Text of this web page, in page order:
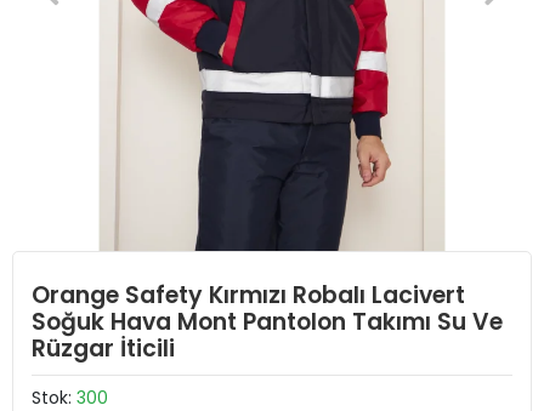
Orange Safety Kırmızı Robalı Lacivert
Soğuk Hava Mont Pantolon Takımı Su Ve
Rüzgar İticili
Stok: 300